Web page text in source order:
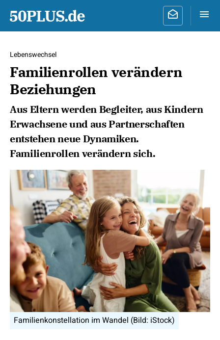
Lebenswechsel
Familienrollen verändern
Beziehungen
Aus Eltern werden Begleiter, aus Kindern
Erwachsene und aus Partnerschaften
entstehen neue Dynamiken.
Familienrollen verändern sich.
Familienkonstellation im Wandel (Bild: iStock)